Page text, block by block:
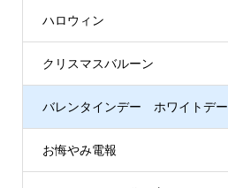
ハロウィン
クリスマスバルーン
バレンタインデー ホワイトデー
お悔やみ電報